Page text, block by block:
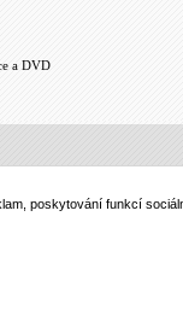
a DVD
poskytování funkcí